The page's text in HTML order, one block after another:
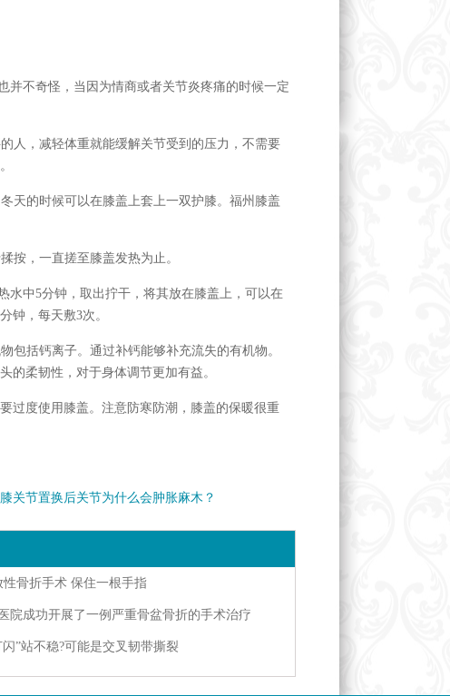
并不奇怪，当因为情商或者关节炎疼痛的时候一定
人，减轻体重就能缓解关节受到的压力，不需要
天的时候可以在膝盖上套上一双护膝。福州膝盖
按，一直搓至膝盖发热为止。
水中5分钟，取出拧干，将其放在膝盖上，可以在
钟，每天敷3次。
包括钙离子。通过补钙能够补充流失的有机物。
的柔韧性，对于身体调节更加有益。
过度使用膝盖。注意防寒防潮，膝盖的保暖很重
膝关节置换后关节为什么会肿胀麻木？
性骨折手术 保住一根手指
院成功开展了一例严重骨盆骨折的手术治疗
闪”站不稳?可能是交叉韧带撕裂